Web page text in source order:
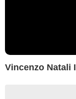
Vincenzo Natali